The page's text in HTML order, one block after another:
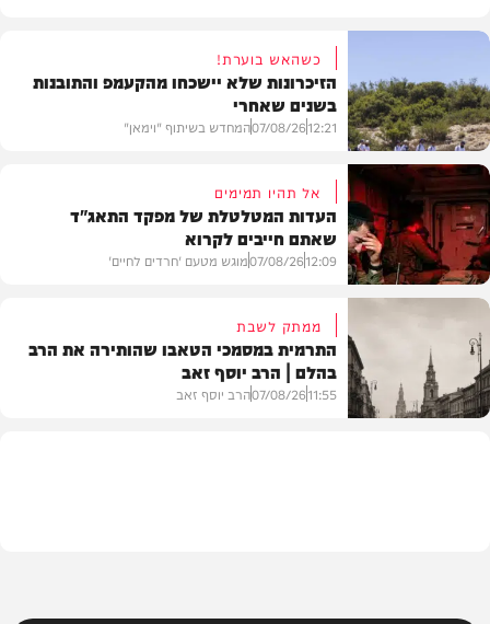
וידאו
כשהאש בוערת!
הזיכרונות שלא יישכחו מהקעמפ והתובנות
בשנים שאחרי
12:21
07/08/26המחדש בשיתוף "וימאן"
דעות
אל תהיו תמימים
העדות המטלטלת של מפקד התאג"ד
שאתם חייבים לקרוא
12:09
07/08/26מוגש מטעם 'חרדים לחיים'
ממתק לשבת
התרמית במסמכי הטאבו שהותירה את הרב
בהלם | הרב יוסף זאב
11:55
07/08/26הרב יוסף זאב